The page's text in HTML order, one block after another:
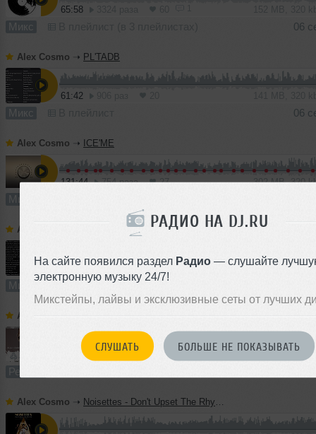
РАДИО НА DJ.RU
На сайте появился раздел Радио — слушайте
электронную музыку 24/7!
Микстейпы, лайвы и эксклюзивные сеты от лучших
СЛУШАТЬ БОЛЬШЕ НЕ ПОКАЗЫВАТЬ
65:58
Микс 06
Alex Cosmo ➝ PL'TADB
61:42
Микс 06
Alex Cosmo ➝ ICE'ME
131:44 754 раза 27 302 MB, 320
Микс
Alex Cosmo AUGUST'15
63:16 538 раз 16 145 MB, 320
Микс В плейлист (в 1 плейлисте)
Alex Cosmo
895 раз 8.6 MB, 192
Ремикс
Alex Cosmo ➝ Noisettes - Don't Upset The Rhythm (Alex Cosmo Rmx)